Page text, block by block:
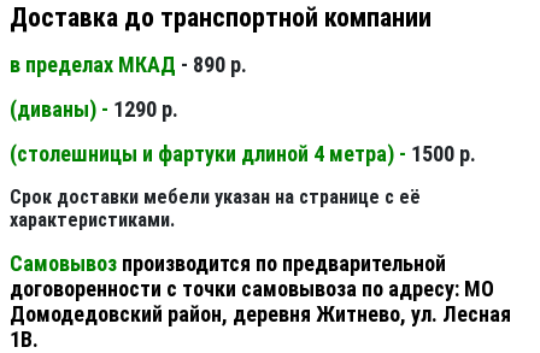
Доставка до транспортной компании
в пределах МКАД - 890 р.
(диваны) - 1290 р.
(столешницы и фартуки длиной 4 метра) - 1500 р.
Срок доставки мебели указан на странице с её
характеристиками.
Самовывоз производится по предварительной
договоренности с точки самовывоза по адресу: МО
Домодедовский район, деревня Житнево, ул. Лесная
1В.